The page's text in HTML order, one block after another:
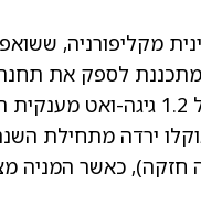
מקליפורניה,